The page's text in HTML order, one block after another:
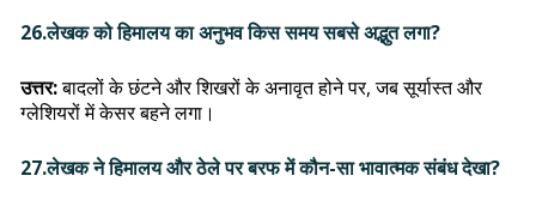
26.लेखक को हिमालय का अनुभव किस समय सबसे अद्भुत लगा?
उत्तर:बादलों के छंटने और शिखरों के अनावृत होने पर, जब सूर्यास्त और
ग्लेशियरों में केसर बहने लगा।
27.लेखक ने हिमालय और ठेले पर बरफ में कौन-सा भावात्मक संबंध देखा?